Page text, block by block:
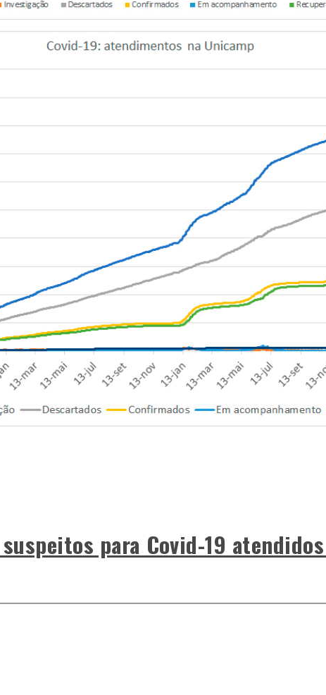
para Covid-19